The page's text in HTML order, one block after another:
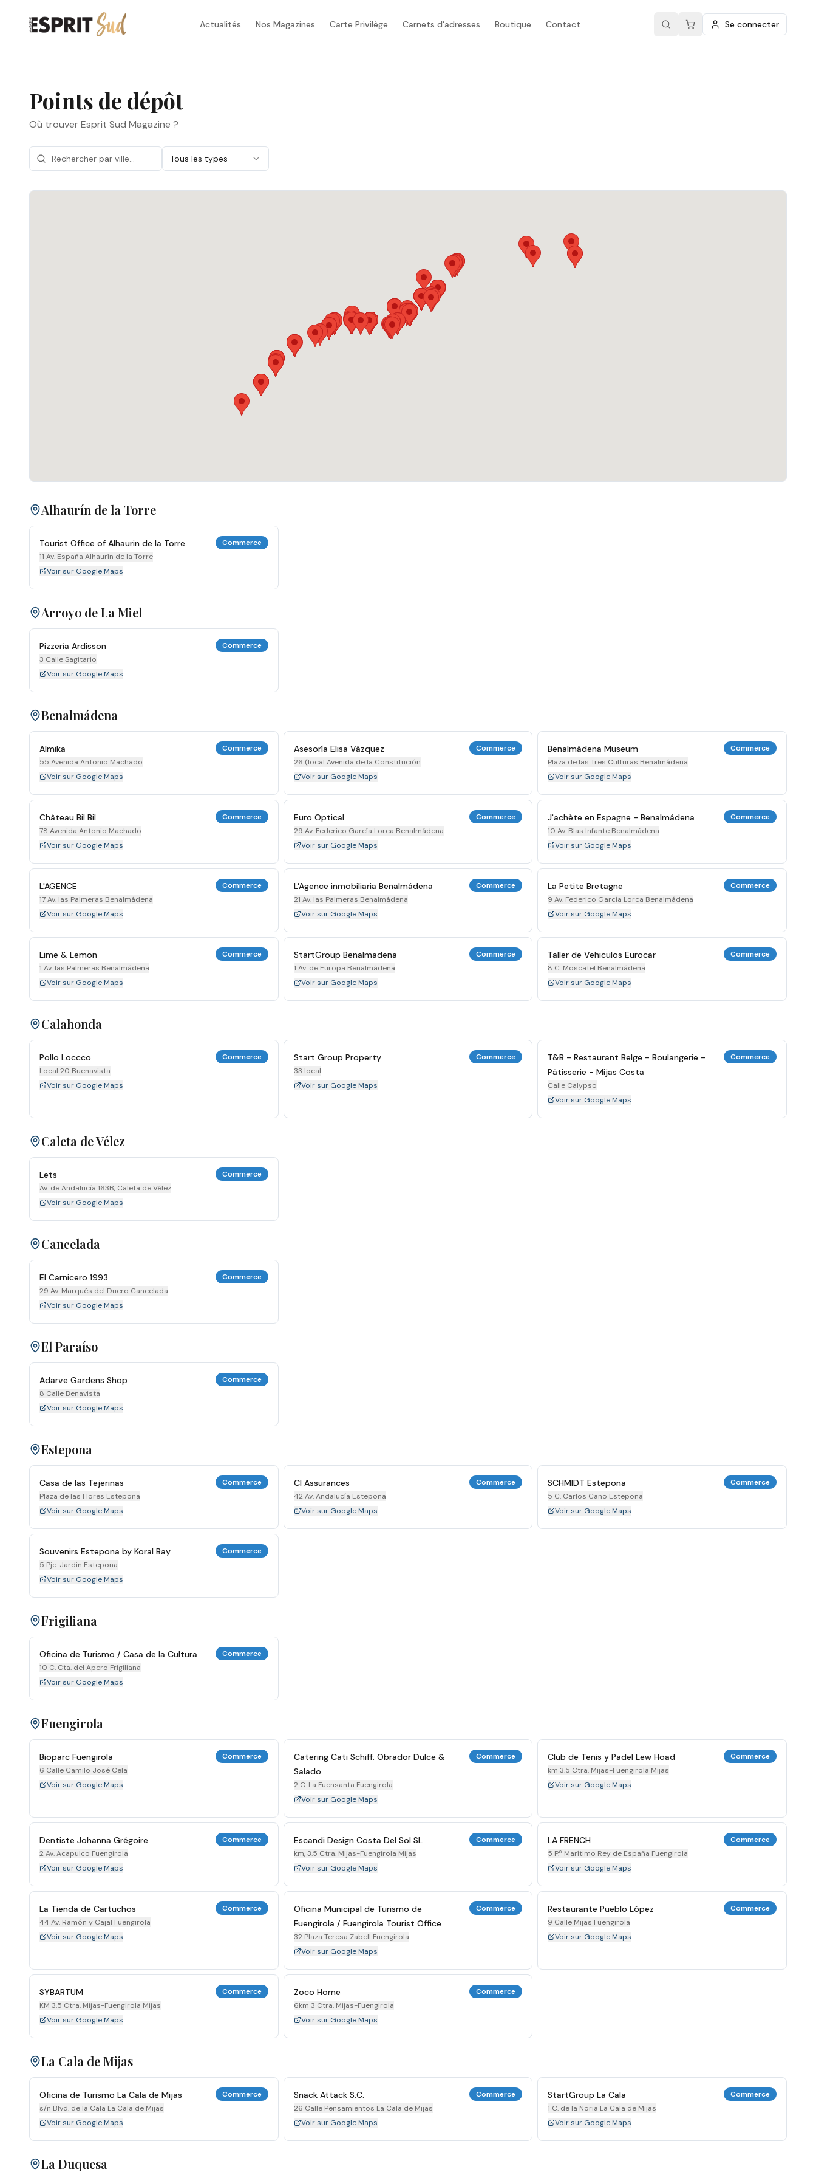
Actualités Nos Magazines Carte Privilège Carnets d'adresses Boutique Contact Se connecter
Points de dépôt
Où trouver Esprit Sud Magazine ?
Tous les types
Alhaurín de la Torre
Tourist Office of Alhaurin de la Torre
11 Av. España Alhaurín de la Torre
Commerce
Voir sur Google Maps
Arroyo de La Miel
Pizzería Ardisson
3 Calle Sagitario
Commerce
Voir sur Google Maps
Benalmádena
Almika
55 Avenida Antonio Machado
Commerce
Voir sur Google Maps
Asesoría Elisa Vázquez
26 (local Avenida de la Constitución
Commerce
Voir sur Google Maps
Benalmádena Museum
Plaza de las Tres Culturas Benalmádena
Commerce
Voir sur Google Maps
Château Bil Bil
78 Avenida Antonio Machado
Commerce
Voir sur Google Maps
Euro Optical
29 Av. Federico García Lorca Benalmádena
Commerce
Voir sur Google Maps
J'achète en Espagne - Benalmádena
10 Av. Blas Infante Benalmádena
Commerce
Voir sur Google Maps
L'AGENCE
17 Av. las Palmeras Benalmádena
Commerce
Voir sur Google Maps
L'Agence inmobiliaria Benalmádena
21 Av. las Palmeras Benalmádena
Commerce
Voir sur Google Maps
La Petite Bretagne
9 Av. Federico García Lorca Benalmádena
Commerce
Voir sur Google Maps
Lime & Lemon
1 Av. las Palmeras Benalmádena
Commerce
Voir sur Google Maps
StartGroup Benalmadena
1 Av. de Europa Benalmádena
Commerce
Voir sur Google Maps
Taller de Vehiculos Eurocar
8 C. Moscatel Benalmádena
Commerce
Voir sur Google Maps
Calahonda
Pollo Loccco
Local 20 Buenavista
Commerce
Voir sur Google Maps
Start Group Property
33 local
Commerce
Voir sur Google Maps
T&B - Restaurant Belge - Boulangerie -
Pâtisserie - Mijas Costa
Calle Calypso
Commerce
Voir sur Google Maps
Caleta de Vélez
Lets
Av. de Andalucía 163B, Caleta de Vélez
Commerce
Voir sur Google Maps
Cancelada
El Carnicero 1993
29 Av. Marqués del Duero Cancelada
Commerce
Voir sur Google Maps
El Paraíso
Adarve Gardens Shop
8 Calle Benavista
Commerce
Voir sur Google Maps
Estepona
Casa de las Tejerinas
Plaza de las Flores Estepona
Commerce
Voir sur Google Maps
Cl Assurances
42 Av. Andalucía Estepona
Commerce
Voir sur Google Maps
SCHMIDT Estepona
5 C. Carlos Cano Estepona
Commerce
Voir sur Google Maps
Souvenirs Estepona by Koral Bay
5 Pje. Jardin Estepona
Commerce
Voir sur Google Maps
Frigiliana
Oficina de Turismo / Casa de la Cultura
10 C. Cta. del Apero Frigiliana
Commerce
Voir sur Google Maps
Fuengirola
Bioparc Fuengirola
6 Calle Camilo José Cela
Commerce
Voir sur Google Maps
Catering Cati Schiff. Obrador Dulce &
Salado
2 C. La Fuensanta Fuengirola
Commerce
Voir sur Google Maps
Club de Tenis y Padel Lew Hoad
km 3.5 Ctra. Mijas-Fuengirola Mijas
Commerce
Voir sur Google Maps
Dentiste Johanna Grégoire
2 Av. Acapulco Fuengirola
Commerce
Voir sur Google Maps
Escandi Design Costa Del Sol SL
km, 3.5 Ctra. Mijas-Fuengirola Mijas
Commerce
Voir sur Google Maps
LA FRENCH
5 P.º Marítimo Rey de España Fuengirola
Commerce
Voir sur Google Maps
La Tienda de Cartuchos
44 Av. Ramón y Cajal Fuengirola
Commerce
Voir sur Google Maps
Oficina Municipal de Turismo de
Fuengirola / Fuengirola Tourist Office
32 Plaza Teresa Zabell Fuengirola
Commerce
Voir sur Google Maps
Restaurante Pueblo López
9 Calle Mijas Fuengirola
Commerce
Voir sur Google Maps
SYBARTUM
KM 3.5 Ctra. Mijas-Fuengirola Mijas
Commerce
Voir sur Google Maps
Zoco Home
6km 3 Ctra. Mijas-Fuengirola
Commerce
Voir sur Google Maps
La Cala de Mijas
Oficina de Turismo La Cala de Mijas
s/n Blvd. de la Cala La Cala de Mijas
Commerce
Voir sur Google Maps
Snack Attack S.C.
26 Calle Pensamientos La Cala de Mijas
Commerce
Voir sur Google Maps
StartGroup La Cala
1 C. de la Noria La Cala de Mijas
Commerce
Voir sur Google Maps
La Duquesa